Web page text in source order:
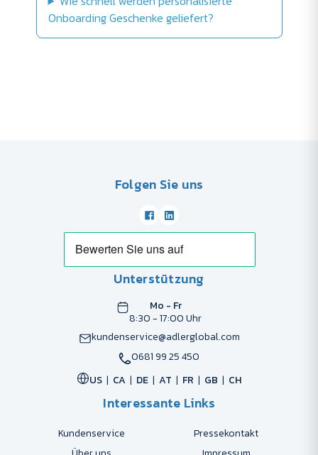
Onboarding Geschenke geliefert?
Folgen Sie uns
Unterstützung
Mo - Fr
8:30 - 17:00 Uhr
kundenservice@adlerglobal.com
0681 99 25 450
US
CA DE AT FR GB CH
Interessante Links
Kundenservice
Pressekontakt